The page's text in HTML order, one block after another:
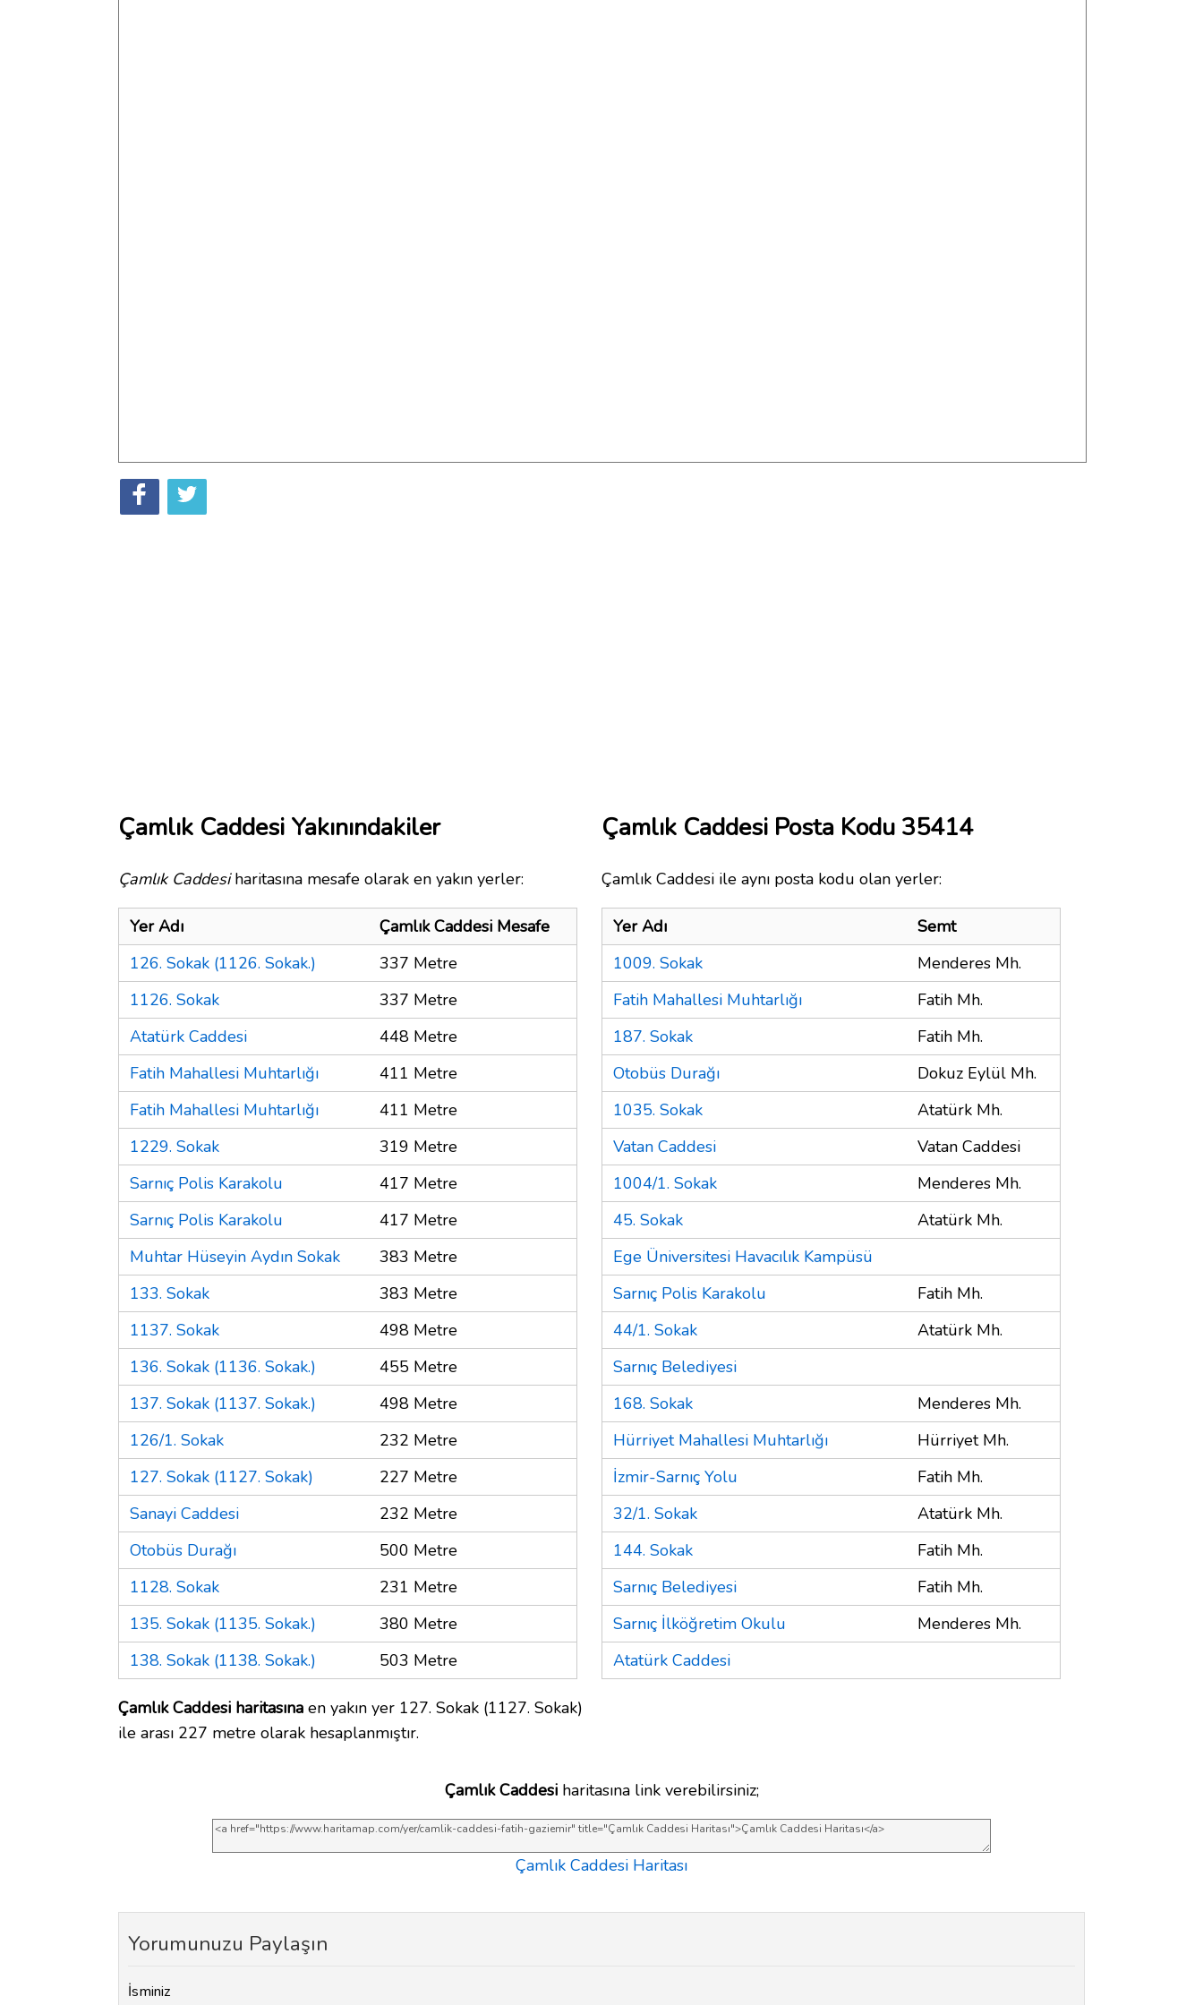
Çamlık Caddesi Yakınındakiler
Çamlık Caddesiharitasına mesafe olarak en yakın yerler:
Yer Adı
Çamlık Caddesi Mesafe
126. Sokak (1126. Sokak.)
337 Metre
1126. Sokak
337 Metre
Atatürk Caddesi
448 Metre
Fatih Mahallesi Muhtarlığı
411 Metre
Fatih Mahallesi Muhtarlığı
411 Metre
1229. Sokak
319 Metre
Sarnıç Polis Karakolu
417 Metre
Sarnıç Polis Karakolu
417 Metre
Muhtar Hüseyin Aydın Sokak
383 Metre
133. Sokak
383 Metre
1137. Sokak
498 Metre
136. Sokak (1136. Sokak.)
455 Metre
137. Sokak (1137. Sokak.)
498 Metre
126/1. Sokak
232 Metre
127. Sokak (1127. Sokak)
227 Metre
Sanayi Caddesi
232 Metre
Otobüs Durağı
500 Metre
1128. Sokak
231 Metre
135. Sokak (1135. Sokak.)
380 Metre
138. Sokak (1138. Sokak.)
503 Metre
Çamlık Caddesi haritasına en yakın yer 127. Sokak (1127. Sokak)
ile arası 227 metre olarak hesaplanmıştır.
Çamlık Caddesi Posta Kodu 35414
Çamlık Caddesi ile aynı posta kodu olan yerler:
Yer Adı
Semt
1009. Sokak
Menderes Mh.
Fatih Mahallesi Muhtarlığı
Fatih Mh.
187. Sokak
Fatih Mh.
Otobüs Durağı
Dokuz Eylül Mh.
1035. Sokak
Atatürk Mh.
Vatan Caddesi
Vatan Caddesi
1004/1. Sokak
Menderes Mh.
45. Sokak
Atatürk Mh.
Ege Üniversitesi Havacılık Kampüsü
Sarnıç Polis Karakolu
Fatih Mh.
44/1. Sokak
Atatürk Mh.
Sarnıç Belediyesi
168. Sokak
Menderes Mh.
Hürriyet Mahallesi Muhtarlığı
Hürriyet Mh.
İzmir-Sarnıç Yolu
Fatih Mh.
32/1. Sokak
Atatürk Mh.
144. Sokak
Fatih Mh.
Sarnıç Belediyesi
Fatih Mh.
Sarnıç İlköğretim Okulu
Menderes Mh.
Atatürk Caddesi
Çamlık Caddesiharitasına link verebilirsiniz;
Çamlık Caddesi Haritası
Yorumunuzu Paylaşın
İsminiz